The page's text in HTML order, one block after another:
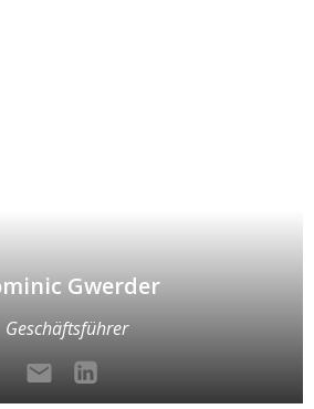
Gwerder
Geschäftsführer